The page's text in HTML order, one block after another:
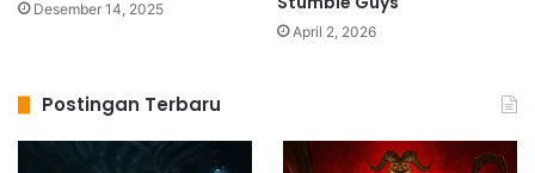
Desember 14, 2025
April 2, 2026
Postingan Terbaru